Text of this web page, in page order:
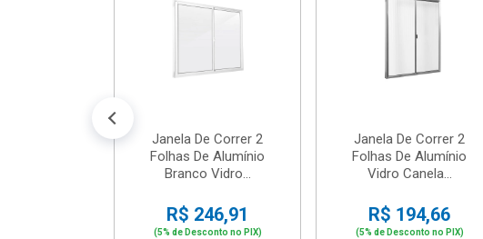
Janela De Correr 2
Folhas De Alumínio
Branco Vidro...
R$ 246,91
(5% de Desconto no PIX)
Janela De Correr 2
Folhas De Alumínio
Vidro Canela...
R$ 194,66
(5% de Desconto no PIX)